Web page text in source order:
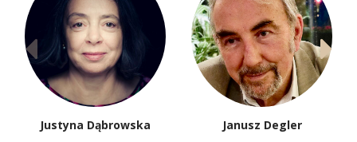
Justyna Dąbrowska Janusz Degler